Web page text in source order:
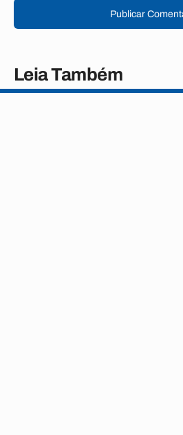
Publicar
Leia Também